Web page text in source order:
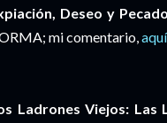
Deseo y Pecado
mi comentario,
Ladrones Viejos: Las